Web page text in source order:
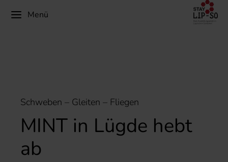
Menü
Schweben – Gleiten – Fliegen
MINT in Lügde hebt
ab